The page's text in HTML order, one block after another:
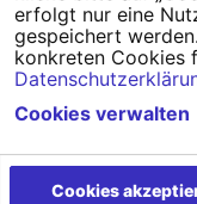
Powered byCampact
erfolgt nur eine
gespeichert
konkreten Cookies
Cookies
Cookies verwalten